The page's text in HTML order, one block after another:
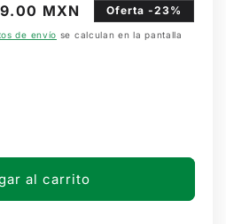
MXN Oferta -23%
de envío se calculan en la pantalla
al carrito